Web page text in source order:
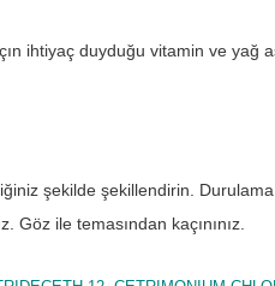
ihtiyaç duyduğu vitamin ve yağ
şekilde şekillendirin.
Göz ile temasından kaçınınız.